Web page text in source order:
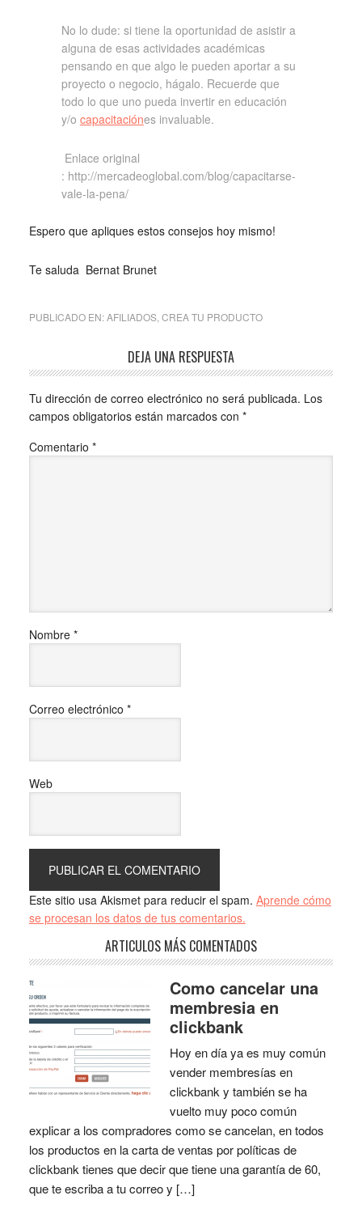
No lo dude: si tiene la oportunidad de asistir a
alguna de esas actividades académicas
pensando en que algo le pueden aportar a su
proyecto o negocio, hágalo. Recuerde que
todo lo que uno pueda invertir en educación
y/o capacitaciónes invaluable.
Enlace original
: http://mercadeoglobal.com/blog/capacitarse-
vale-la-pena/
Espero que apliques estos consejos hoy mismo!
Te saluda Bernat Brunet
PUBLICADO EN:AFILIADOS, CREA TU PRODUCTO
DEJA UNA RESPUESTA
Tu dirección de correo electrónico no será publicada. Los
campos obligatorios están marcados con *
Comentario *
Nombre *
Correo electrónico *
Web
Este sitio usa Akismet para reducir el spam. Aprende cómo
se procesan los datos de tus comentarios.
ARTICULOS MÁS COMENTADOS
Como cancelar una
membresia en
clickbank
Hoy en día ya es muy común
vender membresías en
clickbank y también se ha
vuelto muy poco común
explicar a los compradores como se cancelan, en todos
los productos en la carta de ventas por políticas de
clickbank tienes que decir que tiene una garantía de 60,
que te escriba a tu correo y […]